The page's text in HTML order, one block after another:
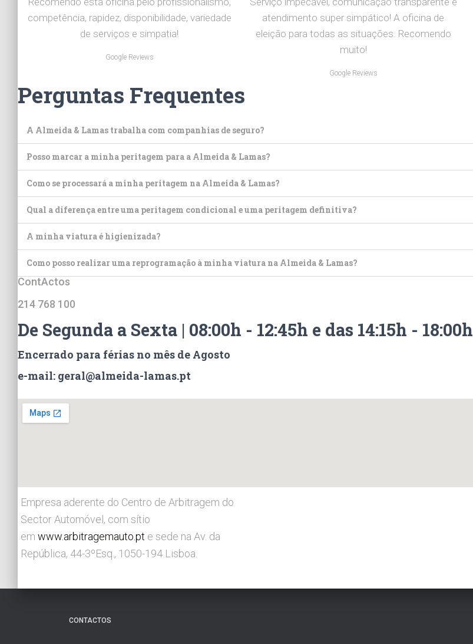
competência, rapidez, disponibilidade, variedade
de serviços e simpatia!
Google Reviews
atendimento super simpático! A oficina de
eleição para todas as situações. Recomendo
muito!
Google Reviews
Perguntas Frequentes
A Almeida & Lamas trabalha com companhias de seguro?
Posso marcar a minha peritagem para a Almeida & Lamas?
Como se processará a minha peritagem na Almeida & Lamas?
Qual a diferença entre uma peritagem condicional e uma peritagem definitiva?
A minha viatura é higienizada?
Como posso realizar uma reprogramação à minha viatura na Almeida & Lamas?
ContActos
214 768 100
De Segunda a Sexta | 08:00h - 12:45h e das 14:15h - 18:00h
Encerrado para férias no mês de Agosto
e-mail: geral@almeida-lamas.pt
Empresa aderente do Centro de Arbitragem do
Sector Automóvel, com sítio
em www.arbitragemauto.pt e sede na Av. da
República, 44-3ºEsq., 1050-194 Lisboa.
CONTACTOS